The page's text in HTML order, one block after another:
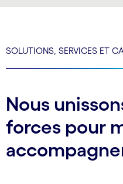
SOLUTIONS, SERVICES ET
Nous
forces pour